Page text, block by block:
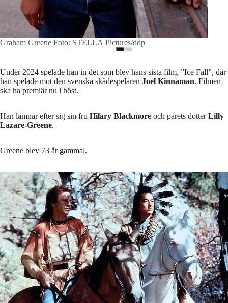
Graham Greene Foto: STELLA Pictures/ddp
Under 2024 spelade han in det som blev hans sista film, ”Ice Fall”, där
han spelade mot den svenska skådespelaren Joel Kinnaman. Filmen
ska ha premiär nu i höst.
Han lämnar efter sig sin fru Hilary Blackmore och parets dotterLilly
Lazare-Greene.
Greene blev 73 år gammal.